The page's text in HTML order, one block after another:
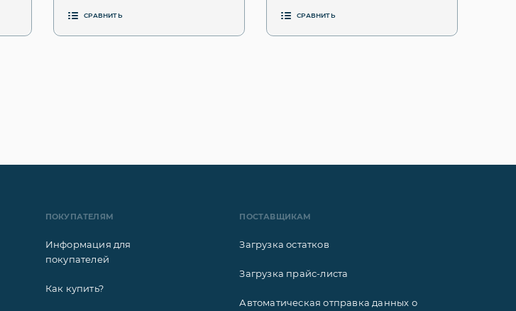
СРАВНИТЬ СРАВНИТЬ
ПОКУПАТЕЛЯМ
Информация для
покупателей
Как купить?
ПОСТАВЩИКАМ
Загрузка остатков
Загрузка прайс-листа
Автоматическая отправка данных о